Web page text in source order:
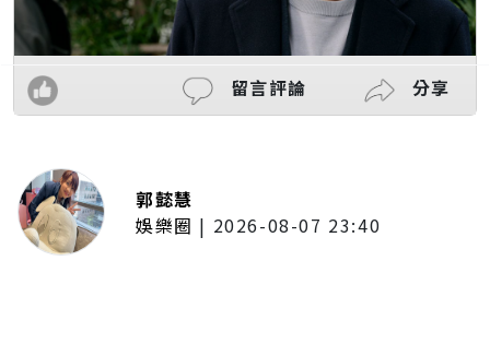
留言評論 分享
郭懿慧
娛樂圈 | 2026-08-07 23:40